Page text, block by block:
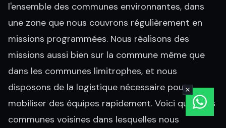
l'ensemble des communes environnantes, dans
une zone que nous couvrons régulièrement en
missions programmées. Nous réalisons des
missions aussi bien sur la commune même que
dans les communes limitrophes, et nous
disposons de la logistique nécessaire pour
mobiliser des équipes rapidement. Voici quelques
communes voisines dans lesquelles nous